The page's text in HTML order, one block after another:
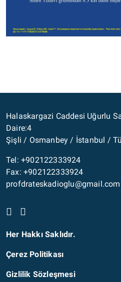
Halaskargazi Caddesi Uğurlu
Daire:4
Şişli / Osmanbey / İstanbul /
Tel: +902122333924
Fax: +902122333924
profdrateskadioglu@gmail.com
Her Hakkı Saklıdır.
Çerez Politikası
Gizlilik Sözleşmesi